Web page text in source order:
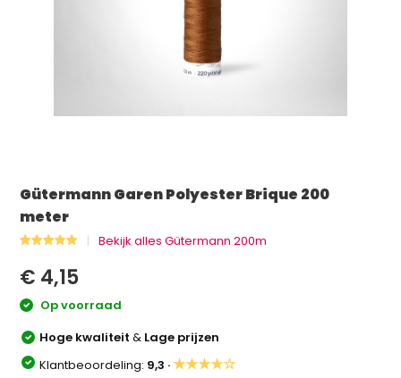
Gütermann Garen Polyester Brique 200
meter
Bekijk alles Gütermann 200m
€ 4,15
Op voorraad
Hoge kwaliteit& Lage prijzen
Klantbeoordeling: 9,3 ·★★★★☆